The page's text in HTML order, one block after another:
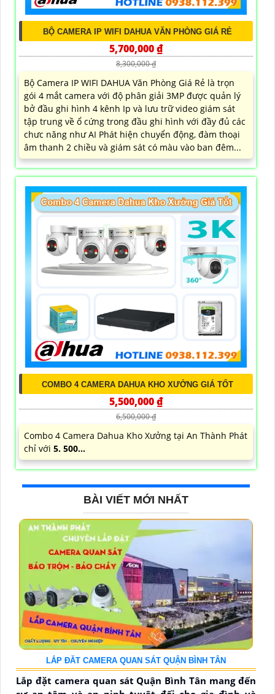
BỘ CAMERA IP WIFI DAHUA VĂN PHÒNG GIÁ RẺ
5,700,000 ₫
8,300,000 ₫
Bộ Camera IP WIFI DAHUA Văn Phòng Giá Rẻ là trọn
gói 4 mắt camera với độ phân giải 3MP được quản lý
bở đầu ghi hình 4 kênh Ip và lưu trữ video giám sát
tập trung về ổ cứng trong đầu ghi hình với đầy đủ các
chưc năng như AI Phát hiện chuyển động, đàm thoại
âm thanh 2 chiều và giám sát có màu vào ban đêm...
COMBO 4 CAMERA DAHUA KHO XƯỞNG GIÁ TỐT
5,500,000 ₫
6,500,000 ₫
Combo 4 Camera Dahua Kho Xưởng tại An Thành Phát
chỉ với 5. 500...
BÀI VIẾT MỚI NHẤT
LẮP ĐĂT CAMERA QUAN SÁT QUẬN BÌNH TÂN
Lắp đặt camera quan sát Quận Bình Tân mang đến